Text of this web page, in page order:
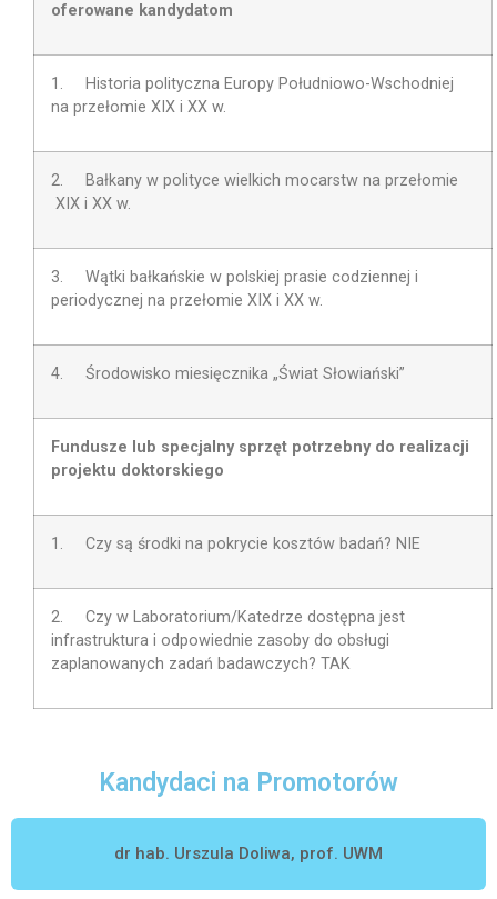
oferowane kandydatom
1. Historia polityczna Europy Południowo-Wschodniej
na przełomie XIX i XX w.
2. Bałkany w polityce wielkich mocarstw na przełomie
XIX i XX w.
3. Wątki bałkańskie w polskiej prasie codziennej i
periodycznej na przełomie XIX i XX w.
4. Środowisko miesięcznika „Świat Słowiański”
Fundusze lub specjalny sprzęt potrzebny do realizacji
projektu doktorskiego
1. Czy są środki na pokrycie kosztów badań? NIE
2. Czy w Laboratorium/Katedrze dostępna jest
infrastruktura i odpowiednie zasoby do obsługi
zaplanowanych zadań badawczych? TAK
Kandydaci na Promotorów
dr hab. Urszula Doliwa, prof. UWM